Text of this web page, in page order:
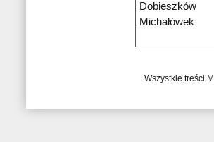
Dobieszków
Michałówek
Wszystkie treści